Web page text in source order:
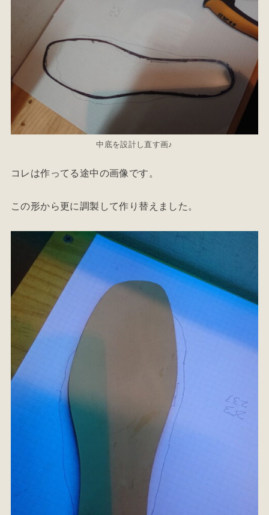
中底を設計し直す画♪
コレは作ってる途中の画像です。
この形から更に調製して作り替えました。